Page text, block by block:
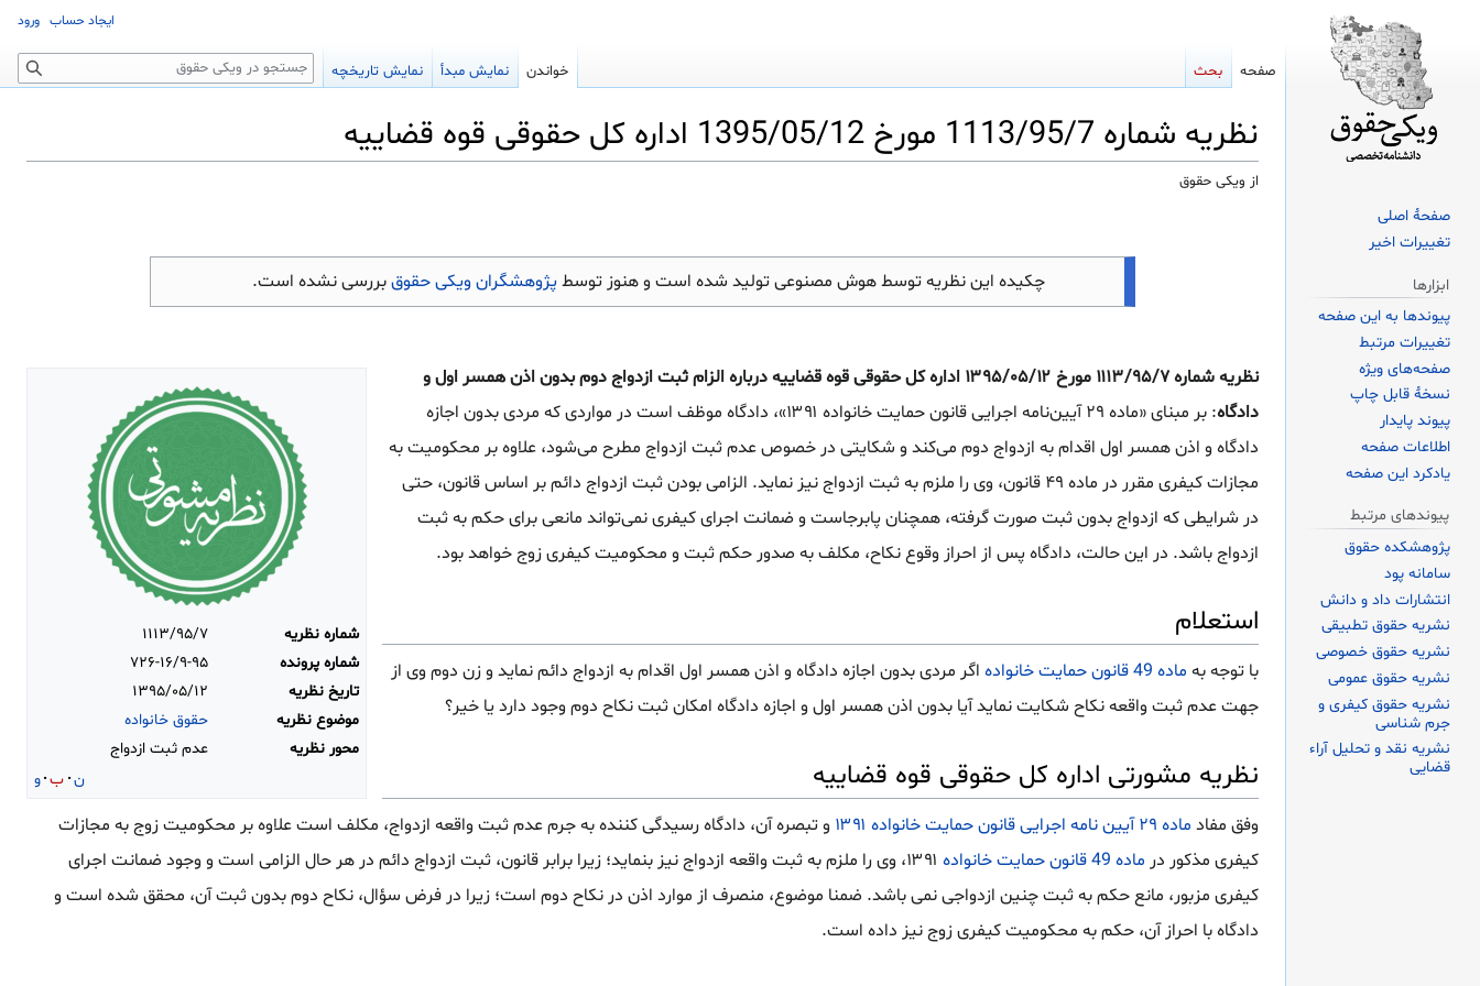
نظریه شماره 1113/95/7 مورخ 1395/05/12 اداره کل حقوقی قوه قضاییه
از ویکی حقوق
چکیده این نظریه توسط هوش مصنوعی تولید شده است و هنوز توسطپژوهشگران ویکی حقوقبررسی نشده است.
شماره نظریه
۱۱۱۳/۹۵/۷
شماره پرونده
۷۲۶-۱۶/۹-۹۵
تاریخ نظریه
۱۳۹۵/۰۵/۱۲
موضوع نظریه
حقوق خانواده
محور نظریه
عدم ثبت ازدواج
ن ب و
نظریه شماره ۱۱۱۳/۹۵/۷ مورخ ۱۳۹۵/۰۵/۱۲ اداره کل حقوقی قوه قضاییه درباره الزام ثبت ازدواج دوم بدون اذن همسر اول و
دادگاه
: بر مبنای «ماده ۲۹ آیین‌نامه اجرایی قانون حمایت خانواده ۱۳۹۱»، دادگاه موظف است در مواردی که مردی بدون اجازه
دادگاه و اذن همسر اول اقدام به ازدواج دوم می‌کند و شکایتی در خصوص عدم ثبت ازدواج مطرح می‌شود، علاوه بر محکومیت به
مجازات کیفری مقرر در ماده ۴۹ قانون، وی را ملزم به ثبت ازدواج نیز نماید. الزامی بودن ثبت ازدواج دائم بر اساس قانون، حتی
در شرایطی که ازدواج بدون ثبت صورت گرفته، همچنان پابرجاست و ضمانت اجرای کیفری نمی‌تواند مانعی برای حکم به ثبت
ازدواج باشد. در این حالت، دادگاه پس از احراز وقوع نکاح، مکلف به صدور حکم ثبت و محکومیت کیفری زوج خواهد بود.
استعلام
با توجه به ماده 49 قانون حمایت خانواده
اگر مردی بدون اجازه دادگاه و اذن همسر اول اقدام به ازدواج دائم نماید و زن دوم وی از
جهت عدم ثبت واقعه نکاح شکایت نماید آیا بدون اذن همسر اول و اجازه دادگاه امکان ثبت نکاح دوم وجود دارد یا خیر؟
نظریه مشورتی اداره کل حقوقی قوه قضاییه
وفق مفاد ماده ۲۹ آیین نامه اجرایی قانون حمایت خانواده ۱۳۹۱
و تبصره آن، دادگاه رسیدگی کننده به جرم عدم ثبت واقعه ازدواج، مکلف است علاوه بر محکومیت زوج به مجازات
کیفری مذکور در ماده 49 قانون حمایت خانواده
۱۳۹۱، وی را ملزم به ثبت واقعه ازدواج نیز بنماید؛ زیرا برابر قانون، ثبت ازدواج دائم در هر حال الزامی است و وجود ضمانت اجرای
کیفری مزبور، مانع حکم به ثبت چنین ازدواجی نمی باشد. ضمنا موضوع، منصرف از موارد اذن در نکاح دوم است؛ زیرا در فرض سؤال، نکاح دوم بدون ثبت آن، محقق شده است و
دادگاه با احراز آن، حکم به محکومیت کیفری زوج نیز داده است.
ایجاد حساب ورود
صفحه بحث خواندن نمایش مبدأ نمایش تاریخچه جستجو
صفحهٔ اصلی
تغییرات اخیر
ابزارها
پیوندها به این صفحه
تغییرات مرتبط
صفحه‌های ویژه
نسخهٔ قابل چاپ
پیوند پایدار
اطلاعات صفحه
یادکرد این صفحه
پیوندهای مرتبط
پژوهشکده حقوق
سامانه پود
انتشارات داد و دانش
نشریه حقوق تطبیقی
نشریه حقوق خصوصی
نشریه حقوق عمومی
نشریه حقوق کیفری و
جرم شناسی
نشریه نقد و تحلیل آراء
قضایی